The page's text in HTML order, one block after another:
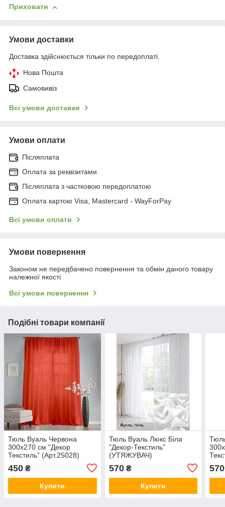
Приховати
Умови доставки
Доставка здійснюється тільки по передоплаті.
Нова Пошта
Самовивіз
Всі умови доставки
Умови оплати
Післяплата
Оплата за реквізитами
Післяплата з частковою передоплатою
Оплата картою Visa, Mastercard - WayForPay
Всі умови оплати
Умови повернення
Законом не передбачено повернення та обмін даного товару
належної якості
Всі умови повернення
Подібні товари компанії
Тюль Вуаль Червона
300х270 см "Декор
Текстиль" (Арт.25028)
450 ₴
Купити
Тюль Вуаль Люкс Біла
"Декор-Текстиль"
(УТЯЖУВАЧ)
570₴
Купити
570